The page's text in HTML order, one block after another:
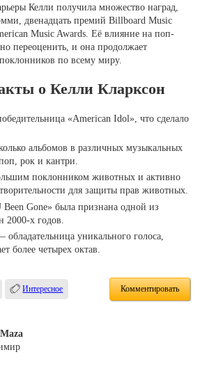
Келли получила множество наград,
двенадцать премий Billboard Music
Music Awards. Её влияние на поп-
переоценить, и она продолжает
по всему миру.
о Келли Кларксон
«American Idol», что сделало
альбомов в различных музыкальных
рок и кантри.
поклонником животных и активно
для защиты прав животных.
Been Gone» была признана одной из
2000-х годов.
уникального голоса,
более четырех октав.
Интересное Комментировать